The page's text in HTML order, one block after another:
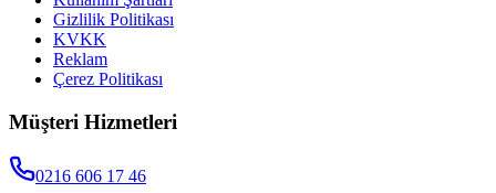
Gizlilik Politikası
KVKK
Reklam
Çerez Politikası
Müşteri Hizmetleri
0216 606 17 46